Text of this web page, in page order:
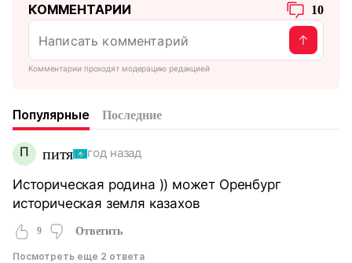
КОММЕНТАРИИ 10
Комментарии проходят модерацию редакцией
Популярные Последние
П питя год назад
Историческая родина )) может Оренбург
историческая земля казахов
9 Ответить
Посмотреть еще 2 ответа